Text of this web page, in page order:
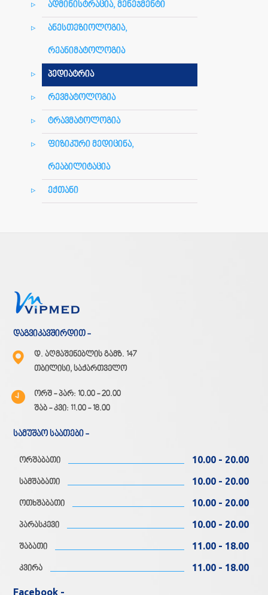
ადმინისტრაცია, მენეჯმენტი
ანესთეზიოლოგია,
რეანიმატოლოგია
პედიატრია
რევმატოლოგია
ტრავმატოლოგია
ფიზიკური მედიცინა,
რეაბილიტაცია
ექთანი
დაგვიკავშირდით -
დ. აღმაშენებლის გამზ. 147
თბილისი, საქართველო
ორშ - პარ: 10.00 - 20.00
შაბ - კვი: 11.00 - 18.00
სამუშაო საათები -
ორშაბათი 10.00 - 20.00
სამშაბათი 10.00 - 20.00
ოთხშაბათი 10.00 - 20.00
პარასკევი 10.00 - 20.00
შაბათი 11.00 - 18.00
კვირა 11.00 - 18.00
Facebook -